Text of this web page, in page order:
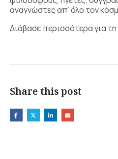
αναγνώστες απ’ όλο τον
Διάβασε περισσότερα για
Share this post